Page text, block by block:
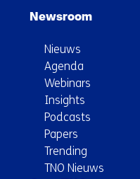
Newsroom
Nieuws
Agenda
Webinars
Insights
Podcasts
Papers
Trending
TNO Nieuws